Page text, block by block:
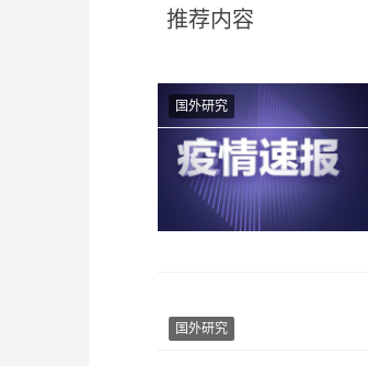
推荐内容
国外研究
国外研究